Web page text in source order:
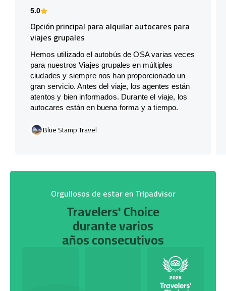
5.0
Opción principal para alquilar autocares para
viajes grupales
Hemos utilizado el autobús de OSA varias veces
para nuestros Viajes grupales en múltiples
ciudades y siempre nos han proporcionado un
gran servicio. Antes del viaje, los agentes están
atentos y bien informados. Durante el viaje, los
autocares están en buena forma y a tiempo.
Blue Stamp Travel
Orgullosos de estar en Tripadvisor
Travelers' Choice
durante varios
años consecutivos